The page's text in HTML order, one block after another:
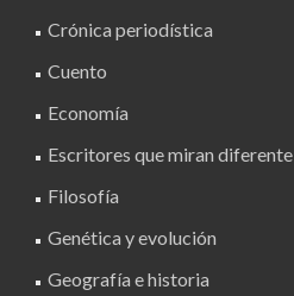
Crónica periodística
Cuento
Economía
Escritores que miran diferente
Filosofía
Genética y evolución
Geografía e historia